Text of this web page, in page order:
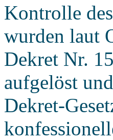
Kontrolle
wurden laut
Dekret Nr.
aufgelöst
Dekret-